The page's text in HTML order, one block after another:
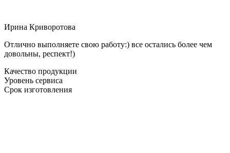
Ирина Криворотова
Отлично выполняете свою работу:) все остались более чем
довольны, респект!)
Качество продукции
Уровень сервиса
Срок изготовления